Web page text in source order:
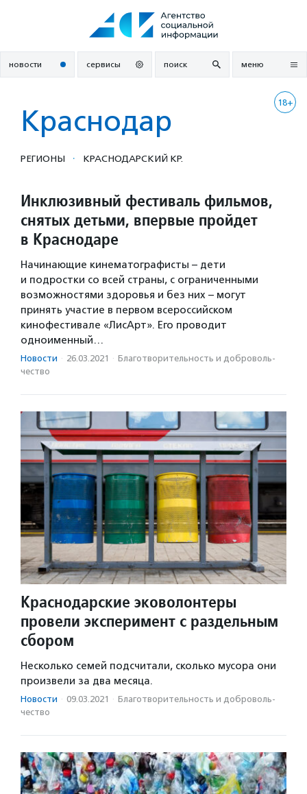
новости сервисы поиск меню
18+
Краснодар
РЕГИОНЫ · КРАСНОДАРСКИЙ КР.
Инклюзивный фестиваль фильмов,
снятых детьми, впервые пройдет
в Краснодаре
Начинающие кинематографисты – дети
и подростки со всей страны, с ограниченными
возможностями здоровья и без них – могут
принять участие в первом всероссийском
кинофестивале «ЛисАрт». Его проводит
одноименный…
Новости · 26.03.2021 · Благотвори­тель­ность и доброволь­
чест­во
Краснодарские эковолонтеры
провели эксперимент с раздельным
сбором
Несколько семей подсчитали, сколько мусора они
произвели за два месяца.
Новости · 09.03.2021 · Благотвори­тель­ность и доброволь­
чест­во